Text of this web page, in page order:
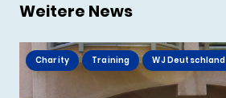
Weitere News
Charity Training WJ Deutschland